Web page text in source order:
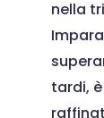
nella
tardi,